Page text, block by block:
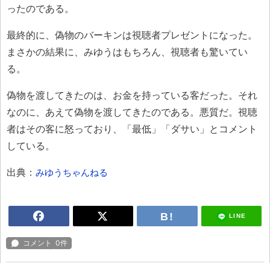
ったのである。
最終的に、偽物のバーキンは視聴者プレゼントになった。
まさかの結果に、みゆうはもちろん、視聴者も驚いてい
る。
偽物を渡してきたのは、お金を持っている客だった。それ
なのに、あえて偽物を渡してきたのである。悪質だ。視聴
者はその客に怒っており、「最低」「ダサい」とコメント
している。
出典： みゆうちゃんねる
LINE